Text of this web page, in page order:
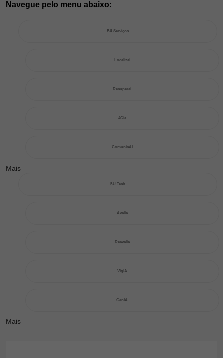
Navegue pelo menu abaixo:
BU Serviços
Localizai
Recuperai
4Cia
ComunicAI
Mais
BU Tech
Avalia
Reavalia
VigIA
GenIA
Mais